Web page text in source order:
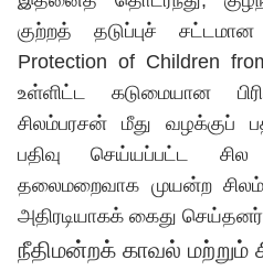
குற்றத் தடுப்புச்
Protection of Children
உள்ளிட்ட கடுமையான
சிலம்பரசன் மீது வழக்குப்
பதிவு செய்யப்பட்ட
தலைமறைவாக முயன்ற
அதிரடியாகக் கைது
நீதிமன்றக் காவல் மற்றும்